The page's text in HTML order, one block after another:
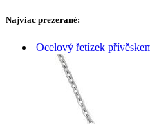
Najviac prezerané:
Ocelový řetízek